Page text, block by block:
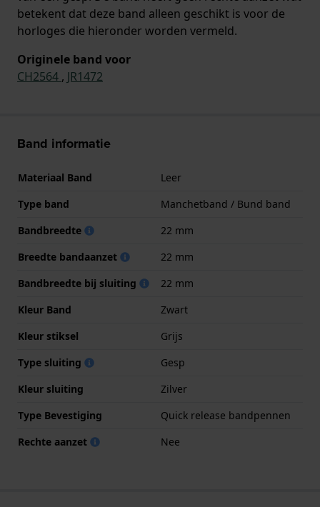
betekent dat deze band alleen geschikt is voor de
horloges die hieronder worden vermeld.
Originele band voor
CH2564 , JR1472
Band informatie
Materiaal Band
Leer
Type band
Manchetband / Bund band
Bandbreedte
22 mm
Breedte bandaanzet
22 mm
Bandbreedte bij sluiting
22 mm
Kleur Band
Zwart
Kleur stiksel
Grijs
Type sluiting
Gesp
Kleur sluiting
Zilver
Type Bevestiging
Quick release bandpennen
Rechte aanzet
Nee